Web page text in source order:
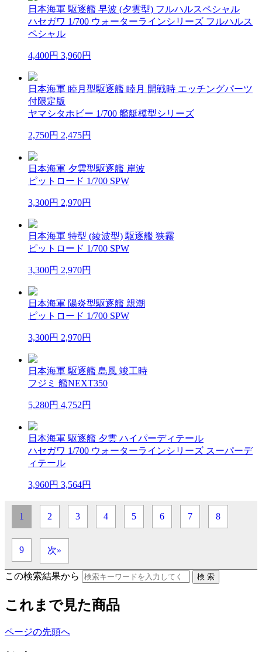
日本海軍 駆逐艦 早波 (夕雲型) フルハルスペシャル
ハセガワ 1/700 ウォーターラインシリーズ フルハルス
ペシャル
4,400円 3,960円
日本海軍 睦月型駆逐艦 睦月 開戦時 エッチングパーツ
付限定版
ヤマシタホビー 1/700 艦艇模型シリーズ
2,750円 2,475円
日本海軍 夕雲型駆逐艦 岸波
ピットロード 1/700 SPW
3,300円 2,970円
日本海軍 特型 (綾波型) 駆逐艦 狭霧
ピットロード 1/700 SPW
3,300円 2,970円
日本海軍 陽炎型駆逐艦 親潮
ピットロード 1/700 SPW
3,300円 2,970円
日本海軍 駆逐艦 島風 竣工時
フジミ 艦NEXT350
5,280円 4,752円
日本海軍 駆逐艦 夕雲 ハイパーディテール
ハセガワ 1/700 ウォーターラインシリーズ スーパーデ
ィテール
3,960円 3,564円
1 2 3 4 5 6 7 8
9 次»
この検索結果から
これまで見た商品
ページの先頭へ